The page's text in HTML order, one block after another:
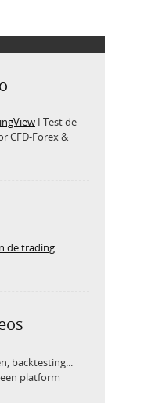
I Test de
CFD-Forex &
de trading
backtesting...
platform